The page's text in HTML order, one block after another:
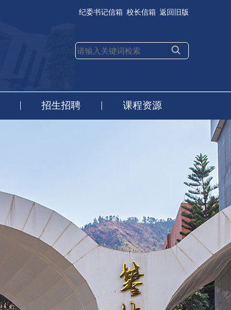
纪委书记信箱 校长信箱 返回旧版
| 招生招聘 | 课程资源